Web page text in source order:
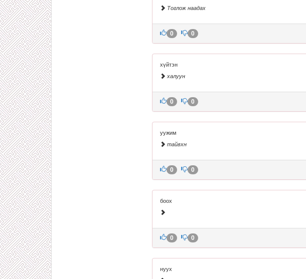
Тоглож наадах
0 0
хүйтэн
халуун
0 0
уужим
тайвхн
0 0
боох
0 0
нуух